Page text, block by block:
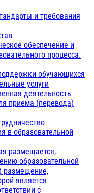
и требования
обеспечение и
процесса.
обучающихся
услуги
деятельность
приема (перевода)
в образовательной
размещается,
образовательной
размещение,
является
с